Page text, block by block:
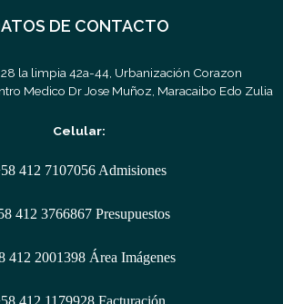
DE CONTACTO
la limpia 42a-44, Urbanización Corazon
Medico Dr Jose Muñoz, Maracaibo Edo Zulia
Celular:
412 7107056 Admisiones
412 3766867 Presupuestos
412 2001398 Área Imágenes
412 1179928 Facturación